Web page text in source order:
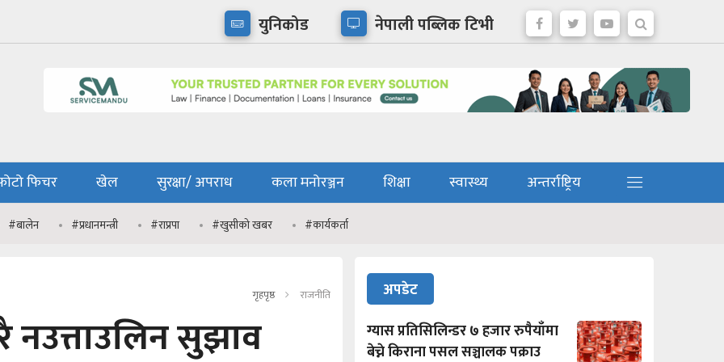
युनिकोड नेपाली पब्लिक टिभी
फिचर खेल सुरक्षा/ अपराध कला मनोरञ्जन शिक्षा स्वास्थ्य
अन्तर्राष्ट्रिय
#बालेन #प्रधानमन्त्री #राप्रपा #खुसीको खबर #कार्यकर्ता
गृहपृष्ठ राजनीति
नउत्ताउलिन सुझाव
अपडेट
ग्यास प्रतिसिलिन्डर ७ हजार रुपैयाँमा
बेच्ने किराना पसल सञ्चालक पक्राउ